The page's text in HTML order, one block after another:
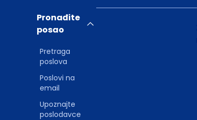
Pronađite
posao
Pretraga
poslova
Poslovi na
email
Upoznajte
poslodavce